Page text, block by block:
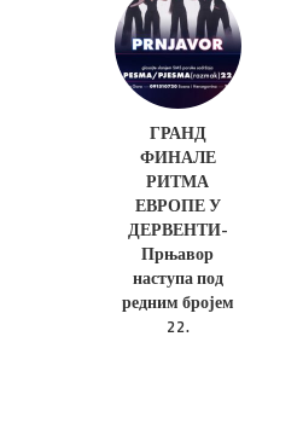
ГРАНД
ФИНАЛЕ
РИТМА
ЕВРОПЕ У
ДЕРВЕНТИ-
Прњавор
наступа под
редним бројем
22.